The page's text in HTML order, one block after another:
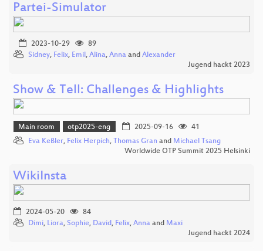
Partei-Simulator
2023-10-29
89
Sidney, Felix, Emil, Alina, Anna and Alexander
Jugend hackt 2023
Show & Tell: Challenges & Highlights
Main room otp2025-eng 2025-09-16
41
Eva Keßler, Felix Herpich, Thomas Gran and Michael Tsang
Worldwide OTP Summit 2025 Helsinki
WikiInsta
2024-05-20
84
Dimi, Liora, Sophie, David, Felix, Anna and Maxi
Jugend hackt 2024